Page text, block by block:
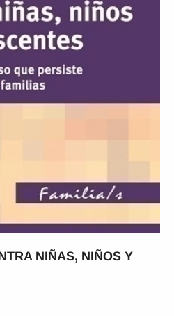
NIÑAS, NIÑOS Y